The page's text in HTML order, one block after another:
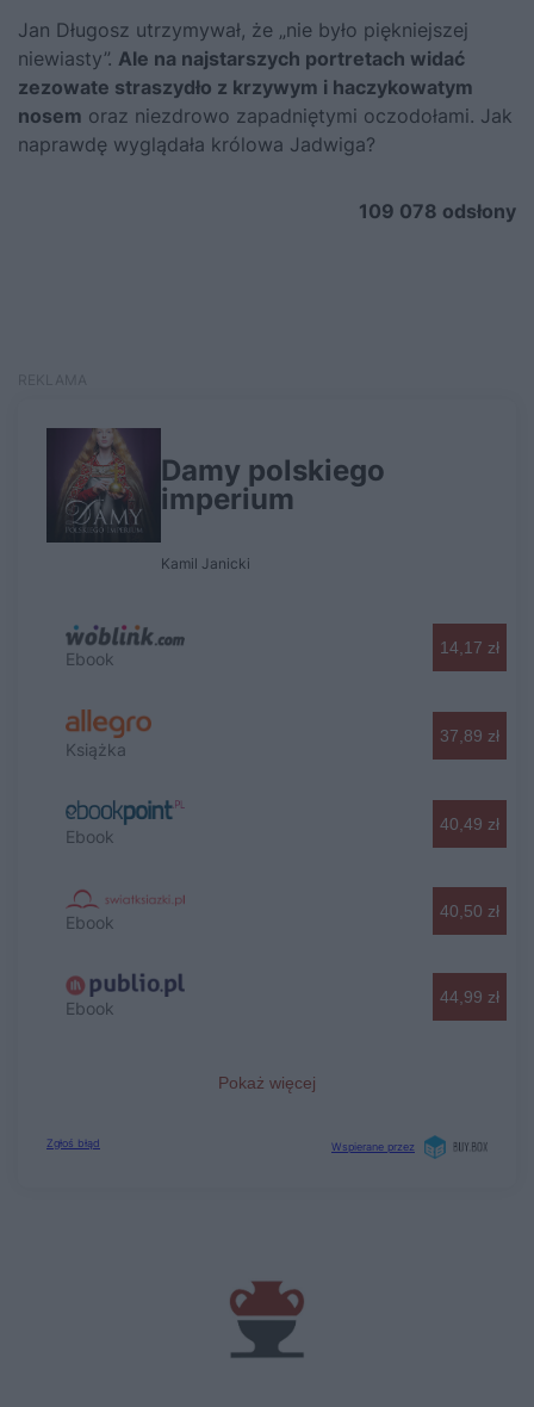
Jan Długosz utrzymywał, że „nie było piękniejszej
niewiasty”. Ale na najstarszych portretach widać
zezowate straszydło z krzywym i haczykowatym
nosem oraz niezdrowo zapadniętymi oczodołami. Jak
naprawdę wyglądała królowa Jadwiga?
109 078 odsłony